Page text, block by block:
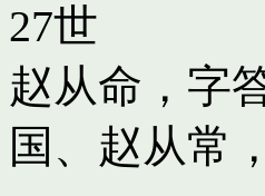
27世
赵从命，字
国 、 赵从常